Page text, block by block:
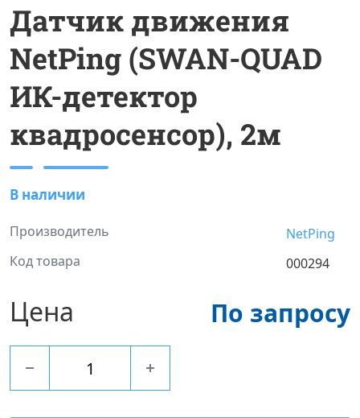
Датчик движения
NetPing (SWAN-QUAD
ИК-детектор
квадросенсор), 2м
В наличии
Производитель
NetPing
Код товара
000294
Цена По запросу